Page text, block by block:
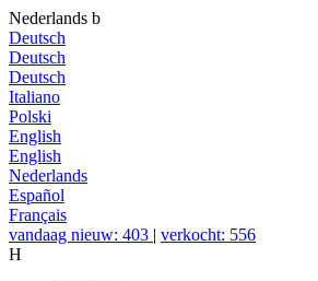
Nederlands b
Deutsch
Deutsch
Deutsch
Italiano
Polski
English
English
Nederlands
Español
Français
vandaag nieuw: 403 | verkocht: 556
H